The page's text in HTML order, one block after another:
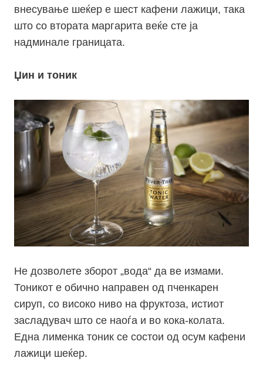
внесување шеќер е шест кафени лажици, така
што со втората маргарита веќе сте ја
надминале границата.
Џин и тоник
Не дозволете зборот „вода“ да ве измами.
Тоникот е обично направен од пченкарен
сируп, со високо ниво на фруктоза, истиот
засладувач што се наоѓа и во кока-колата.
Една лименка тоник се состои од осум кафени
лажици шеќер.